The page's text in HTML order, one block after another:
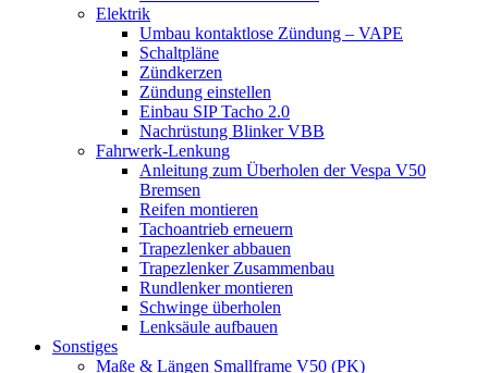
Elektrik
Umbau kontaktlose Zündung – VAPE
Schaltpläne
Zündkerzen
Zündung einstellen
Einbau SIP Tacho 2.0
Nachrüstung Blinker VBB
Fahrwerk-Lenkung
Anleitung zum Überholen der Vespa V50
Bremsen
Reifen montieren
Tachoantrieb erneuern
Trapezlenker abbauen
Trapezlenker Zusammenbau
Rundlenker montieren
Schwinge überholen
Lenksäule aufbauen
Sonstiges
Maße & Längen Smallframe V50 (PK)